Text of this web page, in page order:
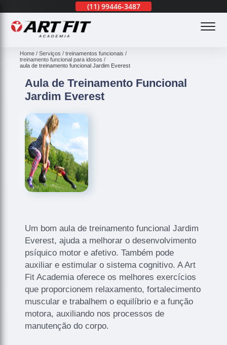
(11) 99446-3487 (11)
Home Serviços
treinamentos funcionais
treinamento funcional para idosos
aula de treinamento funcional Jardim Everest
Aula de Treinamento Funcional
Jardim Everest
Um bom aula de treinamento funcional Jardim
Everest, ajuda a melhorar o desenvolvimento
psíquico motor e afetivo. Também pode
auxiliar e estimular o sistema cognitivo. A Art
Fit Academia oferece os melhores exercícios
que proporcionem relaxamento, fortalecimento
muscular e trabalhem o equilíbrio e a função
motora, auxiliando nos processos de
manutenção do corpo.